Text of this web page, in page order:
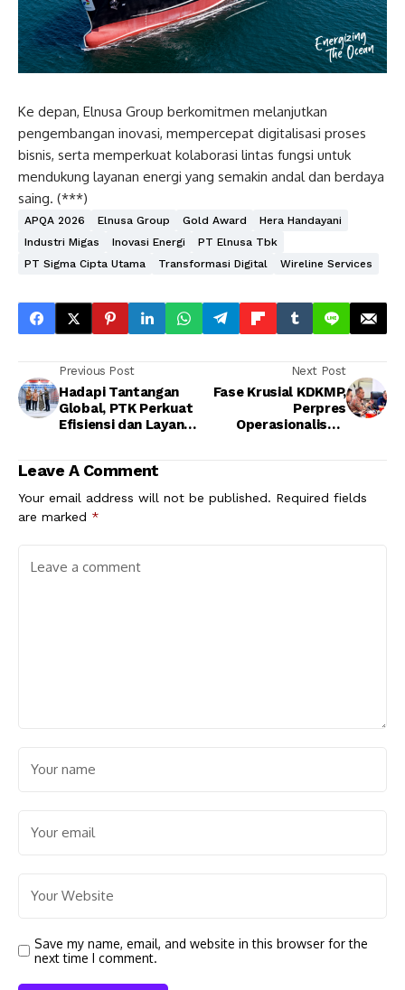
Ke depan, Elnusa Group berkomitmen melanjutkan
pengembangan inovasi, mempercepat digitalisasi proses
bisnis, serta memperkuat kolaborasi lintas fungsi untuk
mendukung layanan energi yang semakin andal dan berdaya
saing. (***)
APQA 2026 Elnusa Group Gold Award
Hera Handayani
Industri Migas
Inovasi Energi
PT Elnusa Tbk
PT Sigma Cipta Utama
Transformasi Digital Wireline Services
Previous Post
Hadapi Tantangan
Global, PTK Perkuat
Efisiensi dan Layanan
Next Post
Fase Krusial KDKMP,
Perpres
Operasionalisasi
Leave A Comment
Your email address will not be published. Required fields
are marked *
Save my name, email, and website in this browser for the
next time I comment.